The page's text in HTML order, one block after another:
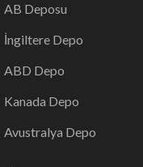
AB Deposu
İngiltere Depo
ABD Depo
Kanada Depo
Avustralya Depo